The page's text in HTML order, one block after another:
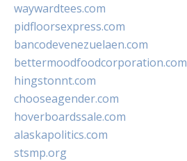
waywardtees.com
pidfloorsexpress.com
bancodevenezuelaen.com
bettermoodfoodcorporation.com
hingstonnt.com
chooseagender.com
hoverboardssale.com
alaskapolitics.com
stsmp.org